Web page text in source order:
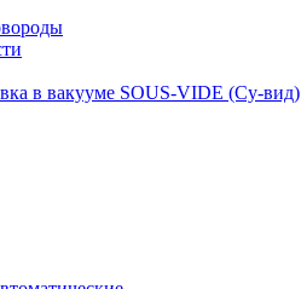
в вакууме SOUS-VIDE (Су-вид)